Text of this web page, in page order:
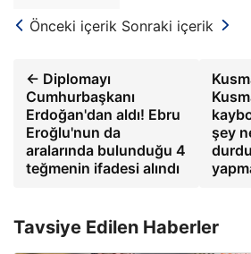
Önceki içerik Sonraki içerik
← Diplomayı
Cumhurbaşkanı
Erdoğan'dan aldı! Ebru
Eroğlu'nun da
aralarında bulunduğu 4
teğmenin ifadesi alındı
şey
Tavsiye Edilen Haberler